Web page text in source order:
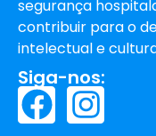
segurança
contribuir para o
intelectual e
Siga-nos: